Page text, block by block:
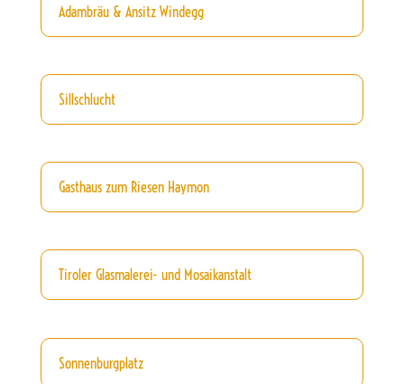
Adambräu & Ansitz Windegg
Sillschlucht
Gasthaus zum Riesen Haymon
Tiroler Glasmalerei- und Mosaikanstalt
Sonnenburgplatz